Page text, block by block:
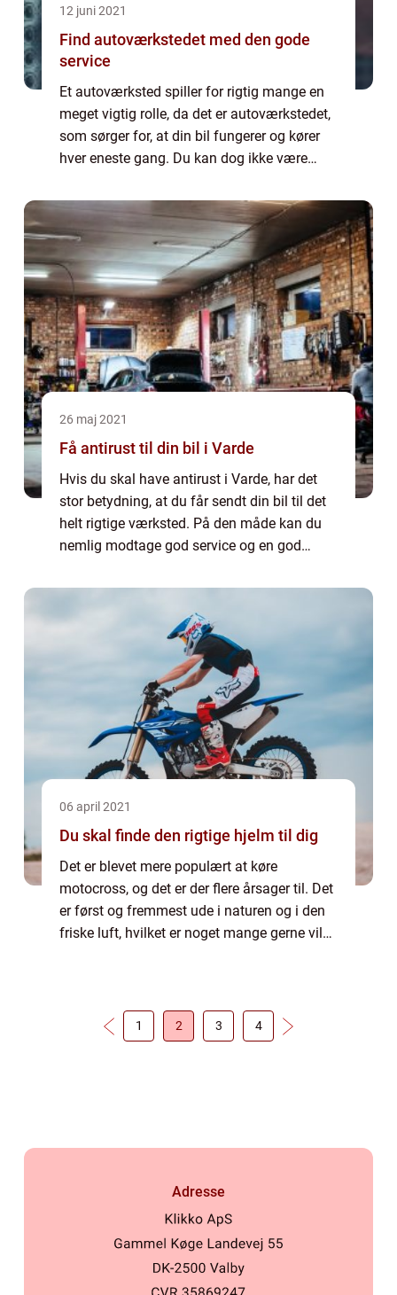
12 juni 2021
Find autoværkstedet med den gode
service
Et autoværksted spiller for rigtig mange en
meget vigtig rolle, da det er autoværkstedet,
som sørger for, at din bil fungerer og kører
hver eneste gang. Du kan dog ikke være
gang, eftersom der altid kan sk...
26 maj 2021
Få antirust til din bil i Varde
Hvis du skal have antirust i Varde, har det
stor betydning, at du får sendt din bil til det
helt rigtige værksted. På den måde kan du
nemlig modtage god service og en god
hvis du gerne vil være sikker på, at...
06 april 2021
Du skal finde den rigtige hjelm til dig
Det er blevet mere populært at køre
motocross, og det er der flere årsager til. Det
er først og fremmest ude i naturen og i den
friske luft, hvilket er noget mange gerne vil
1 2 3 4
Adresse